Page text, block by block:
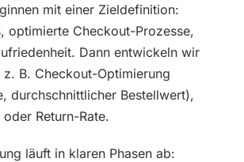
mit einer Zieldefinition:
optimierte Checkout-Prozesse,
Dann entwickeln wir
z. B. Checkout-Optimierung
durchschnittlicher Bestellwert),
Return-Rate.
läuft in klaren Phasen ab: